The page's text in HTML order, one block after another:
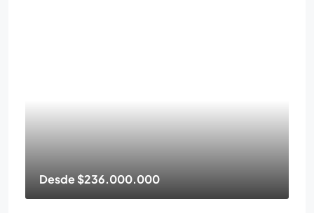
Desde$236.000.000